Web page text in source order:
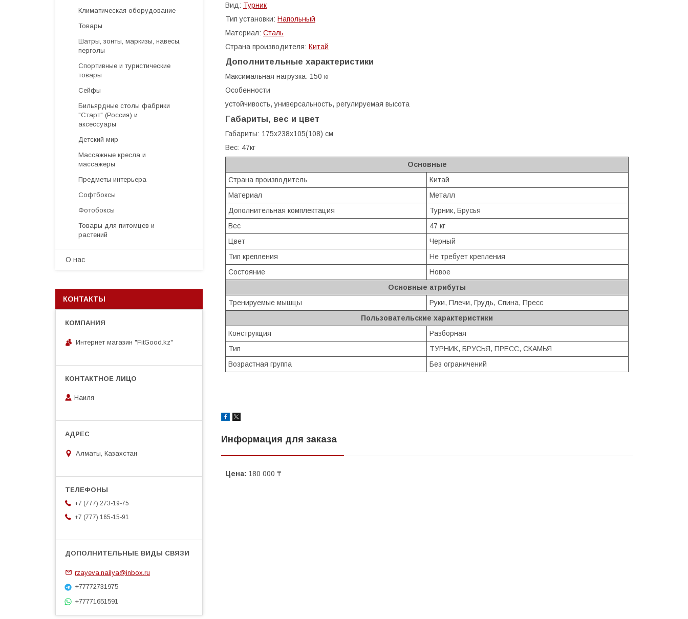
Вид: Турник
Тип установки: Напольный
Материал: Сталь
Страна производителя: Китай
Дополнительные характеристики
Maксимальная нагрузка: 150 кг
Особенности
устойчивость, универсальность, регулируемая высота
Габариты, вес и цвет
Габариты: 175х238х105(108) см
Вес: 47кг
Основные
Страна производитель
Китай
Материал
Металл
Дополнительная комплектация
Турник, Брусья
Вес
47 кг
Цвет
Черный
Тип крепления
Не требует крепления
Состояние
Новое
Основные атрибуты
Тренируемые мышцы
Руки, Плечи, Грудь, Спина, Пресс
Пользовательские характеристики
Конструкция
Разборная
Тип
ТУРНИК, БРУСЬЯ, ПРЕСС, СКАМЬЯ
Возрастная группа
Без ограничений
Информация для заказа
Цена: 180 000 ₸
Климатическая оборудование
Товары
Шатры, зонты, маркизы, навесы,
перголы
Спортивные и туристические
товары
Сейфы
Бильярдные столы фабрики
"Cтарт" (Россия) и
аксессуары
Детский мир
Массажные кресла и
массажеры
Предметы интерьера
Софтбоксы
Фотобоксы
Товары для питомцев и
растений
О нас
КОНТАКТЫ
Интернет магазин "FitGood.kz"
Наиля
Алматы, Казахстан
+7 (777) 273-19-75
+7 (777) 165-15-91
rzayeva.nailya@inbox.ru
+77772731975
+77771651591